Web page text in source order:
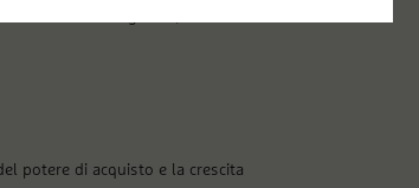
di 2 dollari al giorno, secondo la
potere di acquisto e la crescita